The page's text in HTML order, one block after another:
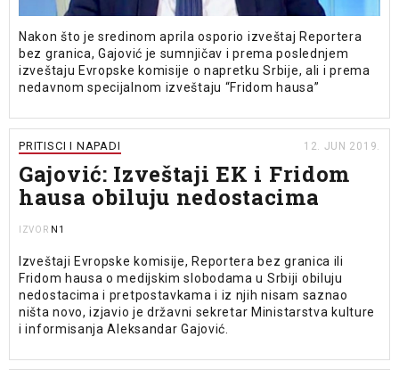
Nakon što je sredinom aprila osporio izveštaj Reportera
bez granica, Gajović je sumnjičav i prema poslednjem
izveštaju Evropske komisije o napretku Srbije, ali i prema
nedavnom specijalnom izveštaju “Fridom hausa”
PRITISCI I NAPADI 12. JUN 2019.
Gajović: Izveštaji EK i Fridom
hausa obiluju nedostacima
IZVOR N1
Izveštaji Evropske komisije, Reportera bez granica ili
Fridom hausa o medijskim slobodama u Srbiji obiluju
nedostacima i pretpostavkama i iz njih nisam saznao
ništa novo, izjavio je državni sekretar Ministarstva kulture
i informisanja Aleksandar Gajović.